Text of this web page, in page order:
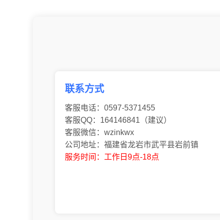
联系方式
客服电话：0597-5371455
客服QQ：164146841（建议）
客服微信：wzinkwx
公司地址：福建省龙岩市武平县岩前镇
服务时间：工作日9点-18点